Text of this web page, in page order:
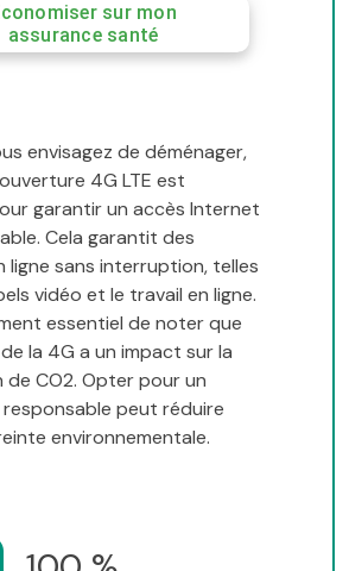
sur mon
assurance santé
envisagez de déménager,
4G LTE est
garantir un accès Internet
Cela garantit des
ligne sans interruption, telles
vidéo et le travail en ligne.
essentiel de noter que
la 4G a un impact sur la
CO2. Opter pour un
peut réduire
environnementale.